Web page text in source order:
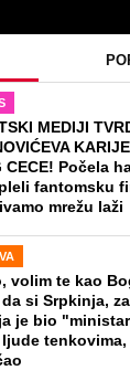
MEDIJI
CECE! Počela
fantomsku
mrežu laži
volim te kao
si Srpkinja,
je bio
tenkovima,